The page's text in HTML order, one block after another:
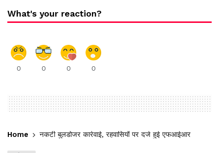
What's your reaction?
0 0 0 0
Home नकटी बुलडोजर कार्रवाई, रहवासियों पर दर्ज हुई एफआईआर